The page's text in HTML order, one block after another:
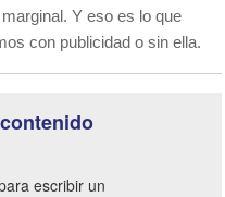
Y eso es lo que
con publicidad o sin ella.
escribir un